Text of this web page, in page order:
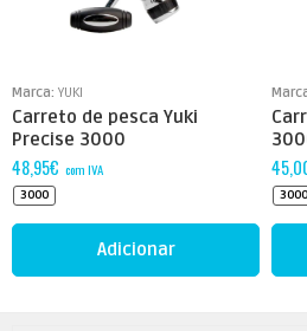
Marca: YUKI
Carreto de pesca Yuki
Precise 3000
48,95€ com IVA
3000
Adicionar
3000